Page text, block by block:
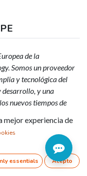
de la
Somos un proveedor
y tecnológica del
desarrollo, y una
nuevos tiempos de
mejor experiencia de
essentials Acepto